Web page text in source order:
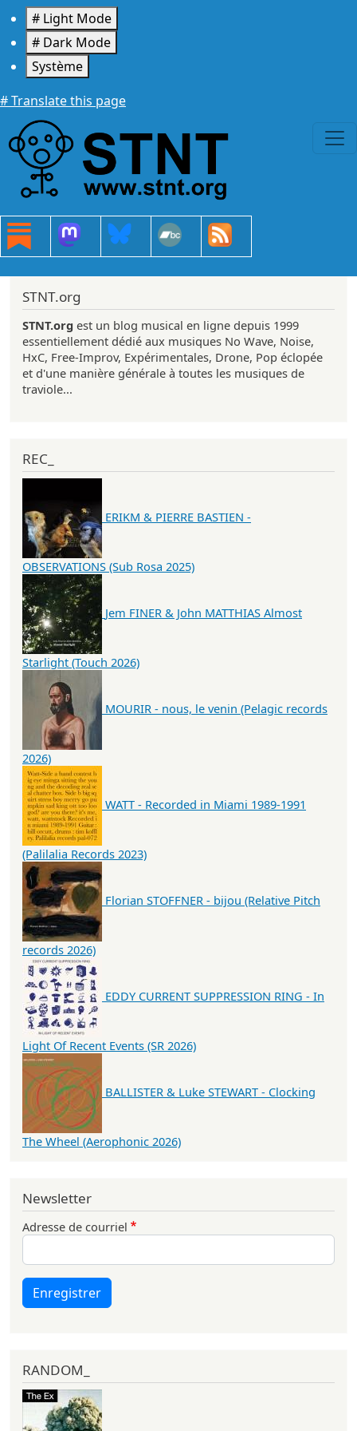
Aller au contenu principal
# Light Mode
# Dark Mode
Système
# Translate this page
STNT.org
STNT.org est un blog musical en ligne depuis 1999
essentiellement dédié aux musiques No Wave, Noise,
HxC, Free-Improv, Expérimentales, Drone, Pop éclopée
et d'une manière générale à toutes les musiques de
traviole...
REC_
ERIKM & PIERRE BASTIEN -
OBSERVATIONS (Sub Rosa 2025)
Jem FINER & John MATTHIAS Almost
Starlight (Touch 2026)
MOURIR - nous, le venin (Pelagic records
2026)
WATT - Recorded in Miami 1989-1991
(Palilalia Records 2023)
Florian STOFFNER - bijou (Relative Pitch
records 2026)
EDDY CURRENT SUPPRESSION RING - In
Light Of Recent Events (SR 2026)
BALLISTER & Luke STEWART - Clocking
The Wheel (Aerophonic 2026)
Newsletter
Adresse de courriel
Enregistrer
RANDOM_